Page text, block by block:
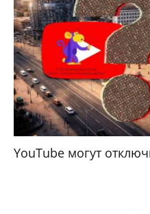
YouTube могут